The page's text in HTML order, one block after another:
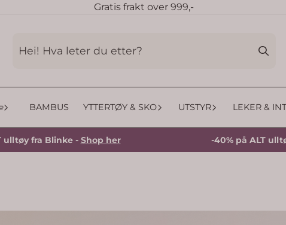
Gratis frakt over 999,-
BAMBUS YTTERTØY & SKO UTSTYR LEKER &
fra Blinke -Shop her -40% på ALT ulltøy